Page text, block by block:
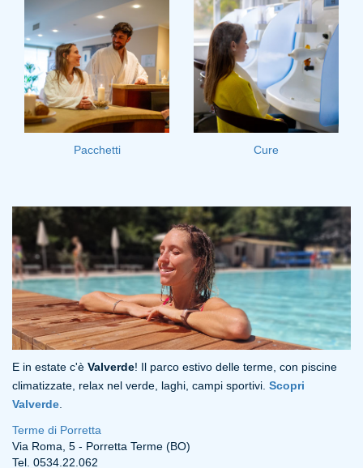
Pacchetti Cure
E in estate c'è Valverde! Il parco estivo delle terme, con piscine
climatizzate, relax nel verde, laghi, campi sportivi. Scopri
Valverde
Terme di Porretta
Via Roma, 5 - Porretta Terme (BO)
Tel. 0534.22.062